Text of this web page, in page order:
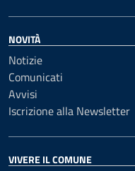
NOVITÀ
Notizie
Comunicati
Avvisi
Iscrizione alla Newsletter
VIVERE IL COMUNE